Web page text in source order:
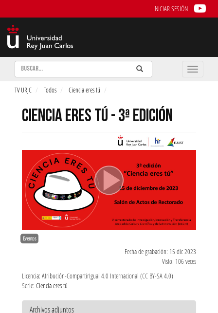
INICIAR SESIÓN
Buscar Enviar
Buscar
Toggle
TV URJC Todos Ciencia eres tú
CIENCIA ERES TÚ - 3ª EDICIÓN
Eventos
Fecha de grabación: 15 dic 2023
Visto: 106 veces
Licencia: Atribución-CompartirIgual 4.0 Internacional (CC BY-SA 4.0)
Serie: Ciencia eres tú
Archivos adjuntos